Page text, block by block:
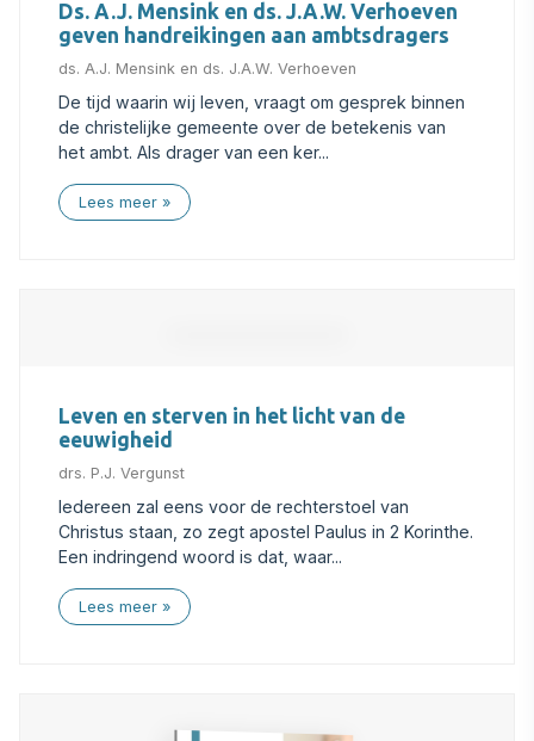
Ds. A.J. Mensink en ds. J.A.W. Verhoeven
geven handreikingen aan ambtsdragers
ds. A.J. Mensink en ds. J.A.W. Verhoeven
De tijd waarin wij leven, vraagt om gesprek binnen
de christelijke gemeente over de betekenis van
het ambt. Als drager van een ker...
Lees meer
Leven en sterven in het licht van de
eeuwigheid
drs. P.J. Vergunst
Iedereen zal eens voor de rechterstoel van
Christus staan, zo zegt apostel Paulus in 2 Korinthe.
Een indringend woord is dat, waar...
Lees meer